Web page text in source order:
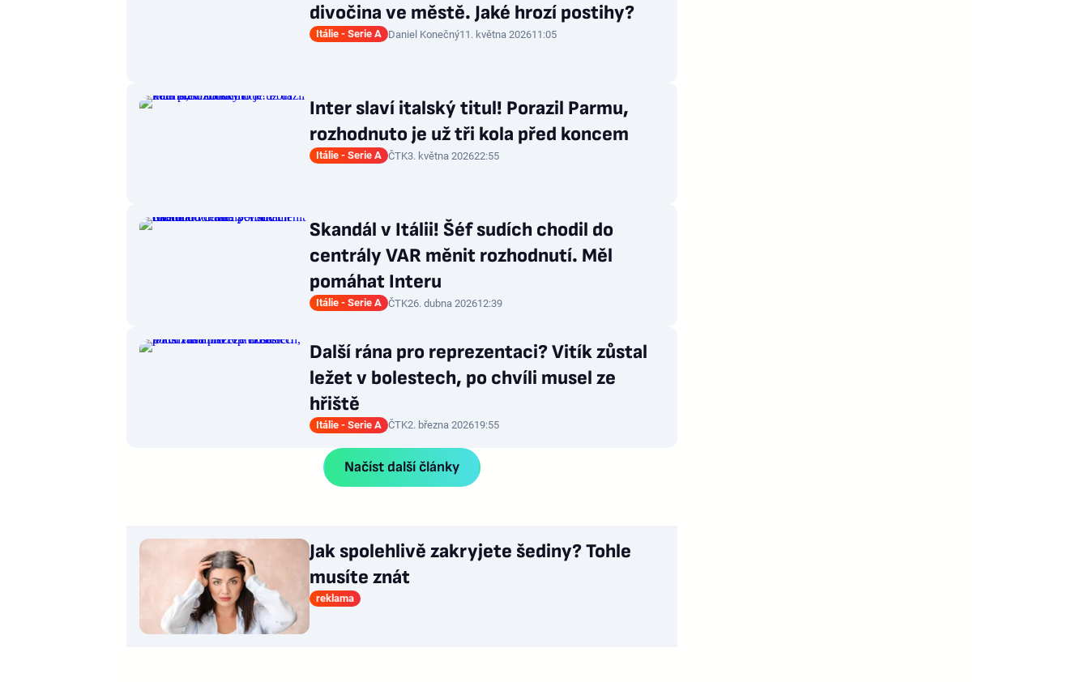
divočina ve městě. Jaké hrozí postihy?
Itálie - Serie A Daniel Konečný11. května 202611:05
Inter slaví italský titul! Porazil Parmu,
rozhodnuto je už tři kola před koncem
Itálie - Serie A ČTK3. května 202622:55
Skandál v Itálii! Šéf sudích chodil do
centrály VAR měnit rozhodnutí. Měl
pomáhat Interu
Itálie - Serie A ČTK26. dubna 202612:39
Další rána pro reprezentaci? Vitík zůstal
ležet v bolestech, po chvíli musel ze
hřiště
Itálie - Serie A ČTK2. března 202619:55
Načíst další články
Jak spolehlivě zakryjete šediny? Tohle
musíte znát
reklama